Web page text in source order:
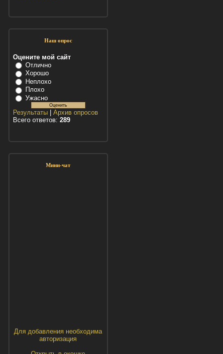
Наш опрос
Оцените мой сайт
Отлично
Хорошо
Неплохо
Плохо
Ужасно
Результаты| Архив опросов
Всего ответов: 289
Мини-чат
Для добавления необходима
авторизация